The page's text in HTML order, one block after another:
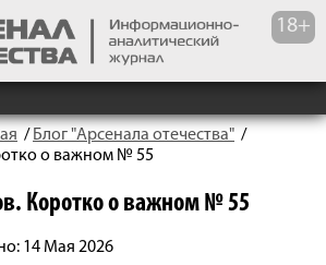
/ Блог "Арсенала отечества" /
о важном № 55
Коротко о важном № 55
14 Мая 2026